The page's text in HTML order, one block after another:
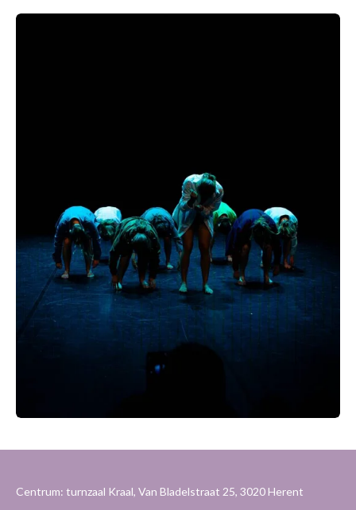
Centrum: turnzaal Kraal, Van Bladelstraat 25, 3020 Herent